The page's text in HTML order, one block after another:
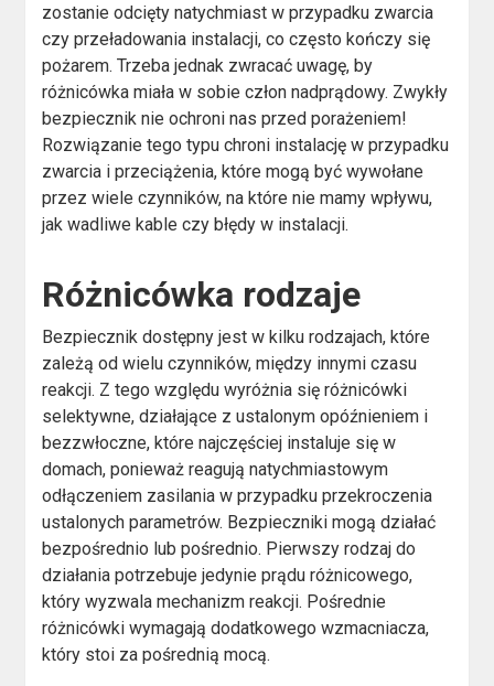
zostanie odcięty natychmiast w przypadku zwarcia
czy przeładowania instalacji, co często kończy się
pożarem. Trzeba jednak zwracać uwagę, by
różnicówka miała w sobie człon nadprądowy. Zwykły
bezpiecznik nie ochroni nas przed porażeniem!
Rozwiązanie tego typu chroni instalację w przypadku
zwarcia i przeciążenia, które mogą być wywołane
przez wiele czynników, na które nie mamy wpływu,
jak wadliwe kable czy błędy w instalacji.
Różnicówka rodzaje
Bezpiecznik dostępny jest w kilku rodzajach, które
zależą od wielu czynników, między innymi czasu
reakcji. Z tego względu wyróżnia się różnicówki
selektywne, działające z ustalonym opóźnieniem i
bezzwłoczne, które najczęściej instaluje się w
domach, ponieważ reagują natychmiastowym
odłączeniem zasilania w przypadku przekroczenia
ustalonych parametrów. Bezpieczniki mogą działać
bezpośrednio lub pośrednio. Pierwszy rodzaj do
działania potrzebuje jedynie prądu różnicowego,
który wyzwala mechanizm reakcji. Pośrednie
różnicówki wymagają dodatkowego wzmacniacza,
który stoi za pośrednią mocą.